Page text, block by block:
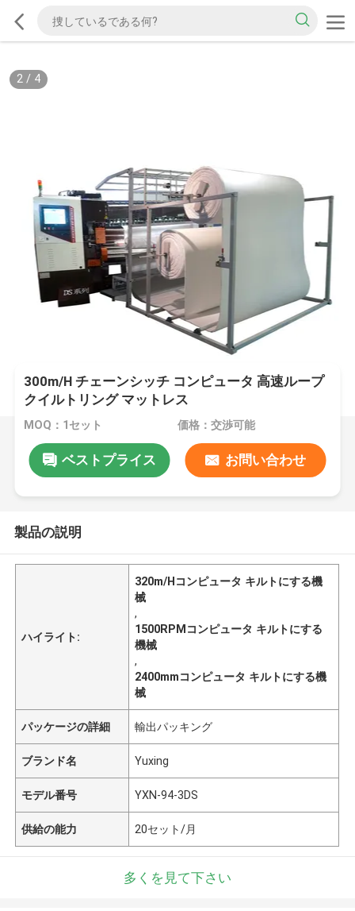
2/ 4
300m/H チェーンシッチ コンピュータ 高速ループ
クイルトリング マットレス
MOQ：1セット 価格：交渉可能
ベストプライス お問い合わせ
製品の説明
ハイライト:
320m/Hコンピュータ キルトにする機
械
,
1500RPMコンピュータ キルトにする
機械
,
2400mmコンピュータ キルトにする機
械
パッケージの詳細 輸出パッキング
ブランド名 Yuxing
モデル番号 YXN-94-3DS
供給の能力 20セット/月
多くを見て下さい